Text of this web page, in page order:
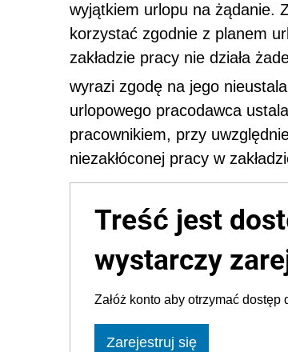
wyjątkiem urlopu na żądanie.
korzystać zgodnie z planem
zakładzie pracy nie działa
wyrazi zgodę na jego
urlopowego pracodawca
pracownikiem, przy
niezakłóconej pracy w
Treść jest
wystarczy
Załóż konto aby otrzymać dostęp
Zarejestruj się